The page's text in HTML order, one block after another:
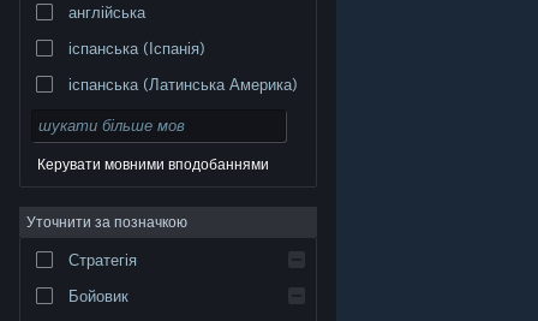
© Valve Corporation. Усі права захищено. Усі
Юридична інформація
підписника Steam
cookie
англійська
іспанська (Іспанія)
іспанська (Латинська Америка)
Керувати мовними вподобаннями
Уточнити за позначкою
Стратегія
Бойовик